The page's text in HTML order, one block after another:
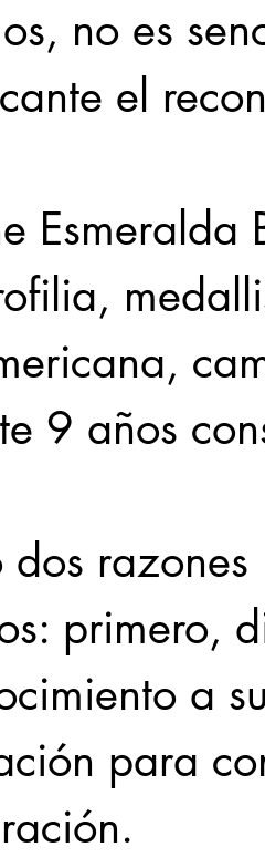
no es
el
9 años
dos
primero,
a
para